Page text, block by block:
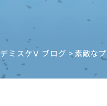
デミスケⅤ ブログ >素敵な